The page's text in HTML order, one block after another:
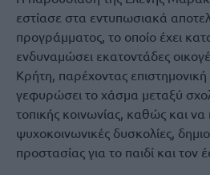
εστίασε στα εντυπωσιακά
προγράμματος, το οποίο έχει
ενδυναμώσει εκατοντάδες
Κρήτη, παρέχοντας
γεφυρώσει το χάσμα μεταξύ
τοπικής κοινωνίας, καθώς και να
ψυχοκοινωνικές δυσκολίες,
προστασίας για το παιδί και τον